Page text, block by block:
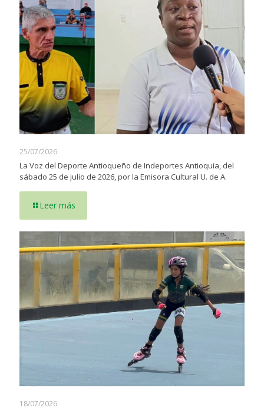
25/07/2026
La Voz del Deporte Antioqueño de Indeportes Antioquia, del
sábado 25 de julio de 2026, por la Emisora Cultural U. de A.
Leer más
18/07/2026